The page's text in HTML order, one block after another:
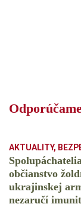
AKTUALITY,
občianstvo
ukrajinskej
nezaručí